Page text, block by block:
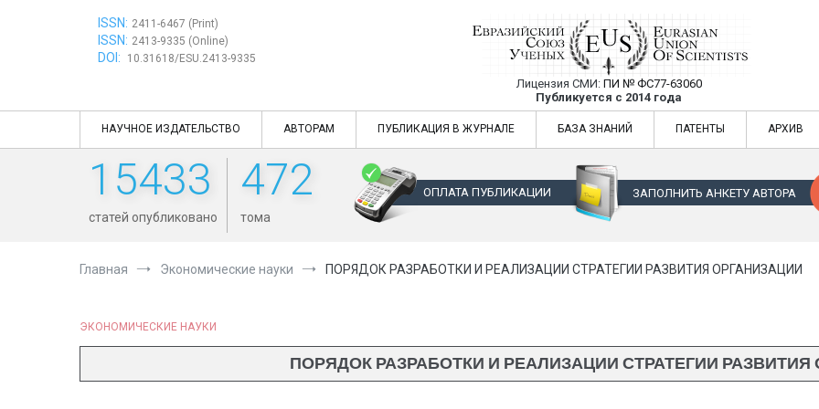
ISSN: 2411-6467 (Print)
ISSN: 2413-9335 (Online)
DOI: 10.31618/ESU.2413-9335
Евразийский Союз Ученых —
Лицензия СМИ: ПИ № ФС77-63060
Публикуется с 2014 года
Евразийский Союз Ученых — публикация научных статей в
НАУЧНОЕ ИЗДАТЕЛЬСТВО АВТОРАМ ПУБЛИКАЦИЯ В ЖУРНАЛЕ БАЗА ЗНАНИЙ ПАТЕНТЫ АРХИВ
15433
статей опубликовано
472
тома
ОПЛАТА ПУБЛИКАЦИИ ЗАПОЛНИТЬ АНКЕТУ АВТОРА
Главная Экономические науки ПОРЯДОК РАЗРАБОТКИ И РЕАЛИЗАЦИИ СТРАТЕГИИ РАЗВИТИЯ ОРГАНИЗАЦИИ
ЭКОНОМИЧЕСКИЕ НАУКИ
ПОРЯДОК РАЗРАБОТКИ И РЕАЛИЗАЦИИ СТРАТЕГИИ